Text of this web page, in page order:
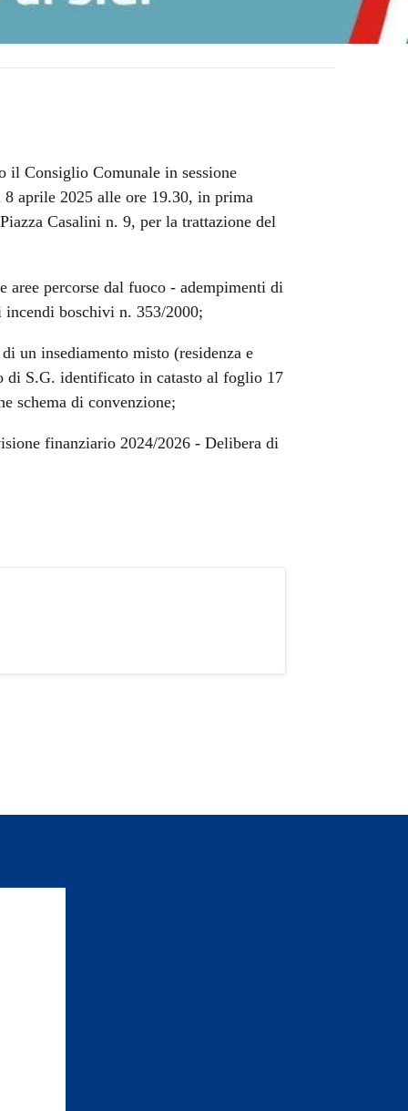
il Consiglio Comunale in sessione
aprile 2025 alle ore 19.30, in prima
Casalini n. 9, per la trattazione del
percorse dal fuoco - adempimenti di
boschivi n. 353/2000;
un insediamento misto (residenza e
di S.G. identificato in catasto al foglio 17
schema di convenzione;
finanziario 2024/2026 - Delibera di